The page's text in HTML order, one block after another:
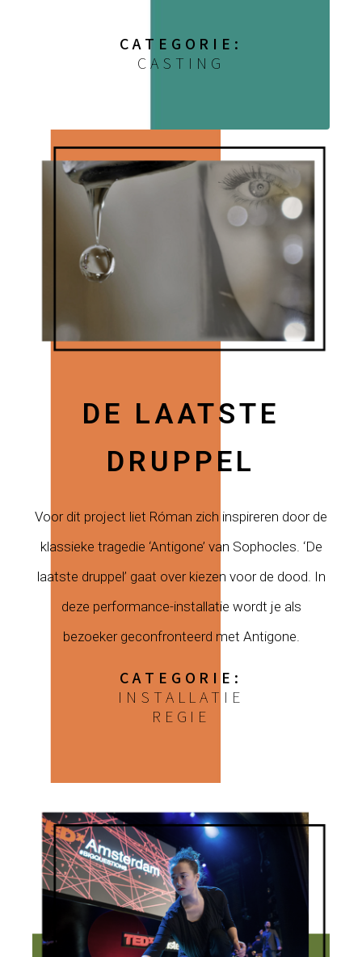
CATEGORIE:
CASTING
DE LAATSTE
DRUPPEL
Voor dit project liet Róman zich inspireren door de
klassieke tragedie ‘Antigone’ van Sophocles. ‘De
laatste druppel’ gaat over kiezen voor de dood. In
deze performance-installatie wordt je als
bezoeker geconfronteerd met Antigone.
CATEGORIE:
INSTALLATIE
REGIE